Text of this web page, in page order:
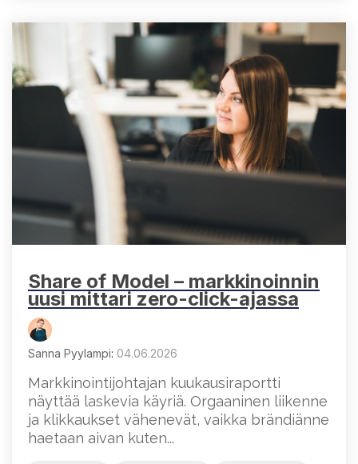
Share of Model – markkinoinnin
uusi mittari zero-click-ajassa
Sanna Pyylampi: 04.06.2026
Markkinointijohtajan kuukausiraportti
näyttää laskevia käyriä. Orgaaninen liikenne
ja klikkaukset vähenevät, vaikka brändiänne
haetaan aivan kuten...